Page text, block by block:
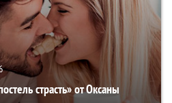
страсть» от Оксаны